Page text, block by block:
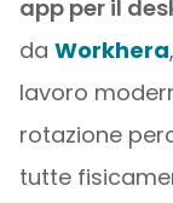
app per il
da Workhera
lavoro
rotazione
tutte